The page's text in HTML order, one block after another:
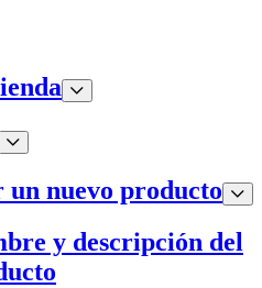
un nuevo producto
y descripción del